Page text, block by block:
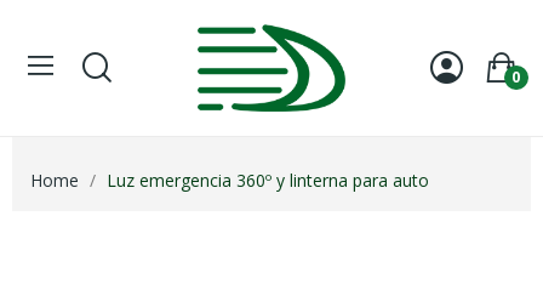
0
Home Luz emergencia 360º y linterna para auto